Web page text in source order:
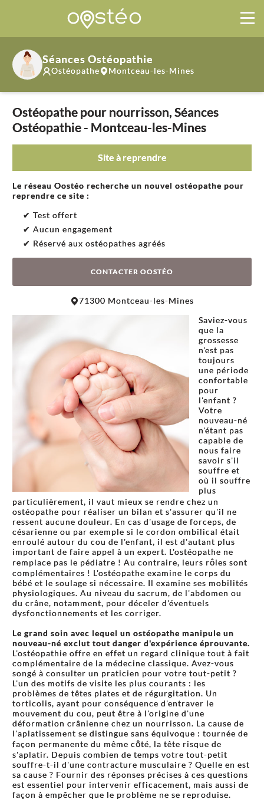
Séances Ostéopathie
Ostéopathe Montceau-les-Mines
Ostéopathe pour nourrisson, Séances
Ostéopathie - Montceau-les-Mines
Site à reprendre
Le réseau Oostéo recherche un nouvel ostéopathe pour
reprendre ce site :
✔ Test offert
✔ Aucun engagement
✔ Réservé aux ostéopathes agréés
CONTACTER OOSTÉO
+
71300 Montceau-les-Mines
Saviez-vous
que la
grossesse
n'est pas
toujours
une période
confortable
pour
l'enfant ?
Votre
nouveau-né
n'étant pas
capable de
nous faire
savoir s'il
souffre et
où il souffre
plus
particulièrement, il vaut mieux se rendre chez un
ostéopathe pour réaliser un bilan et s'assurer qu'il ne
ressent aucune douleur. En cas d'usage de forceps, de
césarienne ou par exemple si le cordon ombilical était
enroulé autour du cou de l'enfant, il est d'autant plus
important de faire appel à un expert. L'ostéopathe ne
remplace pas le pédiatre ! Au contraire, leurs rôles sont
complémentaires ! L'ostéopathe examine le corps du
bébé et le soulage si nécessaire. Il examine ses mobilités
physiologiques. Au niveau du sacrum, de l'abdomen ou
du crâne, notamment, pour déceler d'éventuels
dysfonctionnements et les corriger.
Le grand soin avec lequel un ostéopathe manipule un
nouveau-né exclut tout danger d'expérience éprouvante.
L'ostéopathie offre en effet un regard clinique tout à fait
complémentaire de la médecine classique. Avez-vous
songé à consulter un praticien pour votre tout-petit ?
L'un des motifs de visite les plus courants : les
problèmes de têtes plates et de régurgitation. Un
torticolis, ayant pour conséquence d'entraver le
mouvement du cou, peut être à l'origine d'une
déformation crânienne chez un nourrisson. La cause de
l'aplatissement se distingue sans équivoque : tournée de
façon permanente du même côté, la tête risque de
s'aplatir. Depuis combien de temps votre tout-petit
souffre-t-il d'une contracture musculaire ? Quelle en est
sa cause ? Fournir des réponses précises à ces questions
est essentiel pour intervenir efficacement, mais aussi de
façon à empêcher que le problème ne se reproduise.